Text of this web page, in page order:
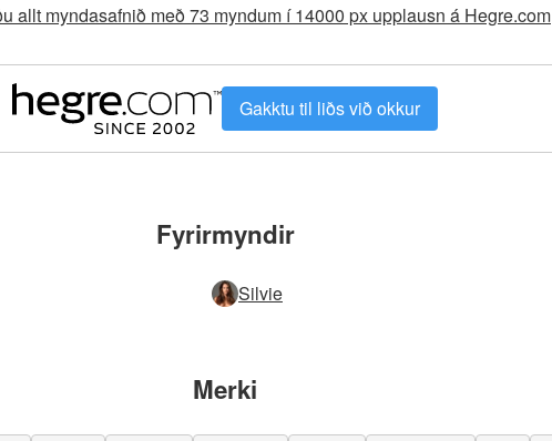
allt myndasafnið með 73 myndum í 14000 px upplausn á Hegre.com
Gakktu til liðs við okkur
Fyrirmyndir
Silvie
Merki